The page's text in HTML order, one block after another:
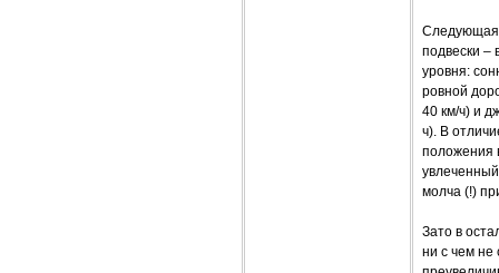
Следующая
подвески –
уровня:
ровной
40 км/ч) и
ч). В
положения
молча (!)
Зато в
ни с чем не